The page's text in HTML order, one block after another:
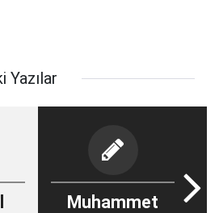
Yazılar
Muhammet